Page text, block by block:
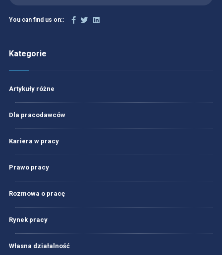
You can find us on::
Kategorie
Artykuły różne
Dla pracodawców
Kariera w pracy
Prawo pracy
Rozmowa o pracę
Rynek pracy
Własna działalność